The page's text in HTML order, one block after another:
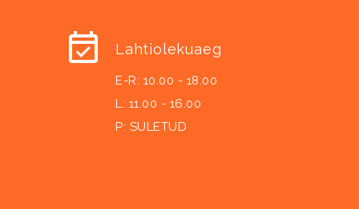
Lahtiolekuaeg
E-R: 10.00 - 18.00
L: 11.00 - 16.00
P: SULETUD